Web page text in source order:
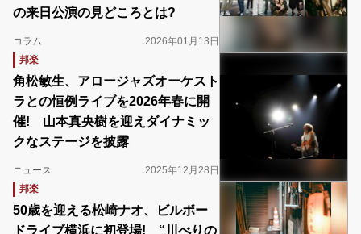
の来日公演の見どころとは?
コラム
2026年01月13日
邦楽
角松敏生、アロージャズオーケスト
ラとの恒例ライブを2026年春に開
催! 山本真央樹を迎えダイナミッ
クなステージを披露
ニュース
2025年12月28日
邦楽
50歳を迎える松崎ナオ、ビルボー
ドライブ横浜に初登場! “川べりの